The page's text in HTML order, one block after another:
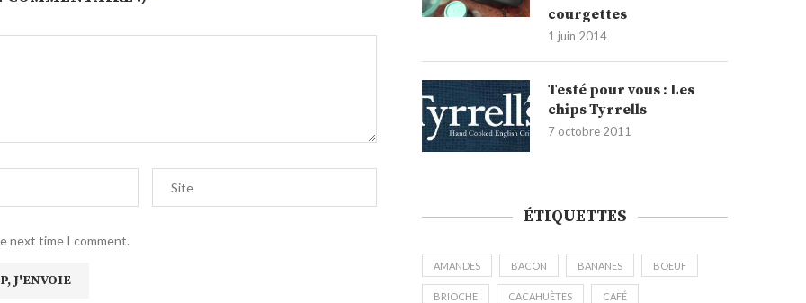
next time I comment.
courgettes
1 juin 2014
Testé pour vous : Les
chips Tyrrells
7 octobre 2011
ÉTIQUETTES
AMANDES BACON BANANES BOEUF
BRIOCHE CACAHUÈTES CAFÉ